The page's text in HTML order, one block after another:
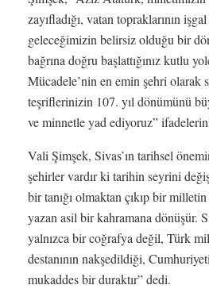
zayıfladığı, vatan topraklarının
geleceğimizin belirsiz olduğu bir
bağrına doğru başlattığınız kutlu
Mücadele’nin en emin şehri olarak
teşriflerinizin 107. yıl dönümünü
ve minnetle yad ediyoruz”
Vali Şimşek, Sivas’ın tarihsel
şehirler vardır ki tarihin seyrini
bir tanığı olmaktan çıkıp bir
yazan asil bir kahramana dönüşür.
yalnızca bir coğrafya değil, Türk
destanının nakşedildiği,
mukaddes bir duraktır” dedi.